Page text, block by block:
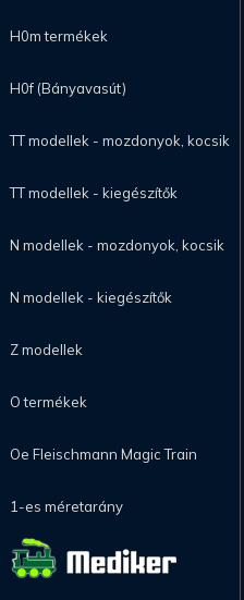
H0m termékek
H0f (Bányavasút)
TT modellek - mozdonyok, kocsik
TT modellek - kiegészítők
N modellek - mozdonyok, kocsik
N modellek - kiegészítők
Z modellek
O termékek
Oe Fleischmann Magic Train
1-es méretarány